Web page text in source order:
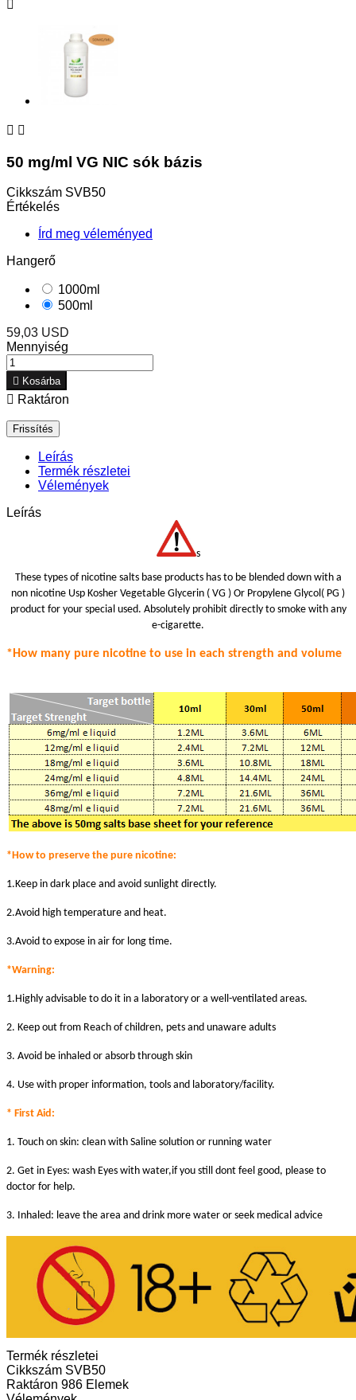

 
50 mg/ml VG NIC sók bázis
Cikkszám SVB50
Értékelés
Írd meg véleményed
Hangerő
1000ml
500ml
59,03 USD
Mennyiség
 Kosárba
 Raktáron
Leírás
Termék részletei
Vélemények
Leírás
s
These types of nicotine salts base products has to be blended down with a
non nicotine Usp Kosher Vegetable Glycerin ( VG ) Or Propylene Glycol( PG )
product for your special used. Absolutely prohibit directly to smoke with any
e-cigarette.
*How many pure nicotine to use in each strength and volume
*How to preserve the pure nicotine:
1.Keep in dark place and avoid sunlight directly.
2.Avoid high temperature and heat.
3.Avoid to expose in air for long time.
*Warning:
1.Highly advisable to do it in a laboratory or a well-ventilated areas.
2. Keep out from Reach of children, pets and unaware adults
3. Avoid be inhaled or absorb through skin
4. Use with proper information, tools and laboratory/facility.
* First Aid:
1. Touch on skin: clean with Saline solution or running water
2. Get in Eyes: wash Eyes with water,if you still dont feel good, please to
doctor for help.
3. Inhaled: leave the area and drink more water or seek medical advice
Termék részletei
Cikkszám SVB50
Raktáron 986 Elemek